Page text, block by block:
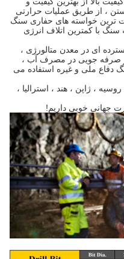
، از طریق عملیات حرارتی
ترین خواسته های حفاری سنگ
با کمترین اتلاف انرژی
ای در معدن متالورژی ،
صرفه جویی در مصرف آب ،
دفاع ملی و غیره استفاده می
روسیه ، ژاپن ، هند ، استرالیا ،
جهانی خوبی داریم!